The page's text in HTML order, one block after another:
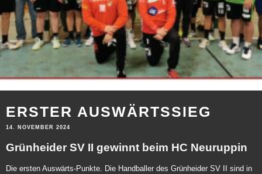
ERSTER AUSWÄRTSSIEG
14. NOVEMBER 2024
Grünheider SV II gewinnt beim HC Neuruppin
Die ersten Auswärts-Punkte. Die Handballer des Grünheider SV II sind in